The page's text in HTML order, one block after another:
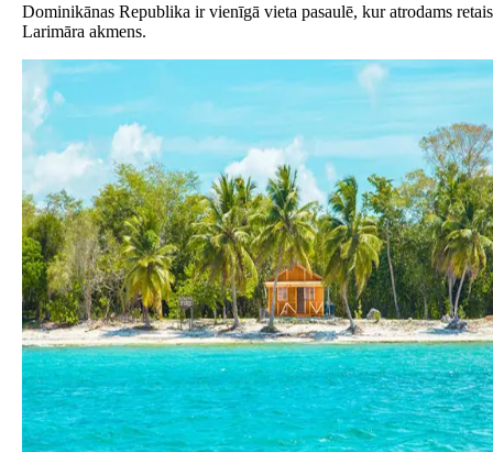
Dominikānas Republika ir vienīgā vieta pasaulē, kur atrodams retais
Larimāra akmens.